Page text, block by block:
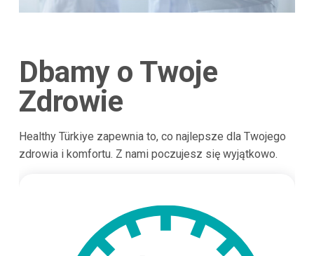
Dbamy o Twoje
Zdrowie
Healthy Türkiye zapewnia to, co najlepsze dla Twojego
zdrowia i komfortu. Z nami poczujesz się wyjątkowo.